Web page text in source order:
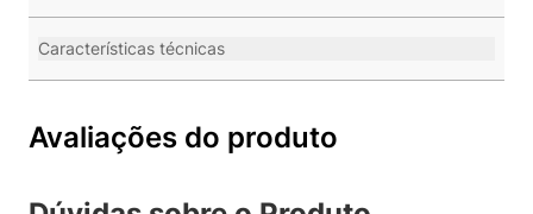
Características técnicas
Avaliações do produto